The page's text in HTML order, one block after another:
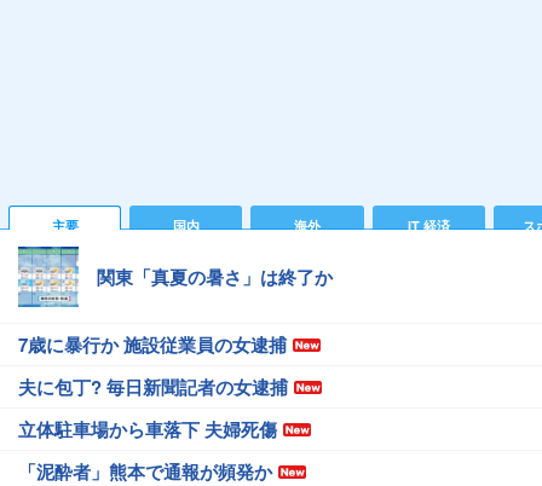
主要 国内 海外 IT 経済 ス
関東「真夏の暑さ」は終了か
7歳に暴行か 施設従業員の女逮捕
夫に包丁? 毎日新聞記者の女逮捕
立体駐車場から車落下 夫婦死傷
「泥酔者」熊本で通報が頻発か